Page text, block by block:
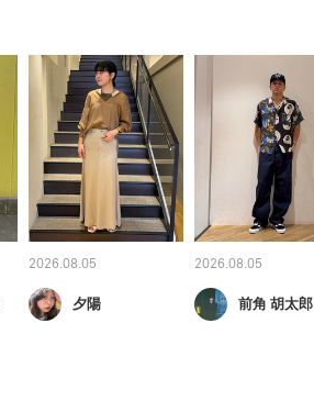
2026.08.05
夕陽
2026.08.05
前角 胡太郎